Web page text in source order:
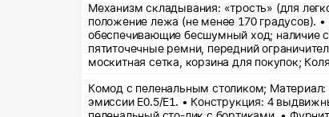
Механизм складывания: «трость» (для
положение лежа (не менее 170 градусов).
обеспечивающие бесшумный ход; наличие
пятиточечные ремни, передний
москитная сетка, корзина для покупок;
Комод с пеленальным столиком;
эмиссии E0.5/E1. • Конструкция: 4